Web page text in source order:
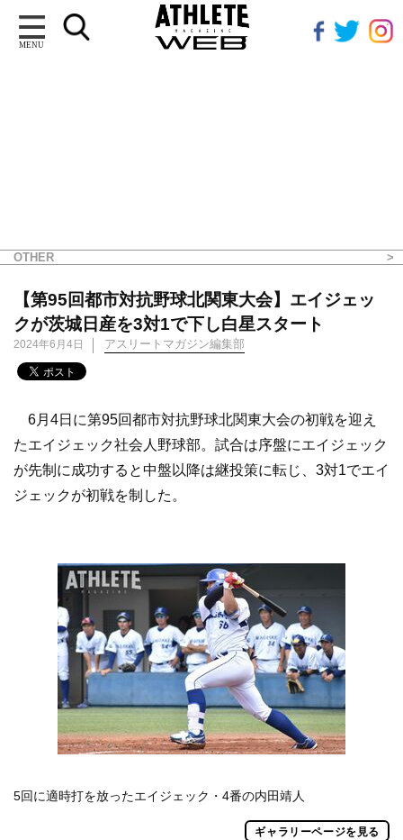
MENU
OTHER
【第95回都市対抗野球北関東大会】エイジェッ
クが茨城日産を3対1で下し白星スタート
2024年6月4日 アスリートマガジン編集部
6月4日に第95回都市対抗野球北関東大会の初戦を迎え
たエイジェック社会人野球部。試合は序盤にエイジェック
が先制に成功すると中盤以降は継投策に転じ、3対1でエイ
ジェックが初戦を制した。
5回に適時打を放ったエイジェック・4番の内田靖人
ギャラリーページを見る